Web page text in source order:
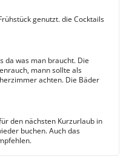
genutzt. die Cocktails
da was man braucht. Die
mann sollte als
achten. Die Bäder
den nächsten Kurzurlaub in
buchen. Auch das